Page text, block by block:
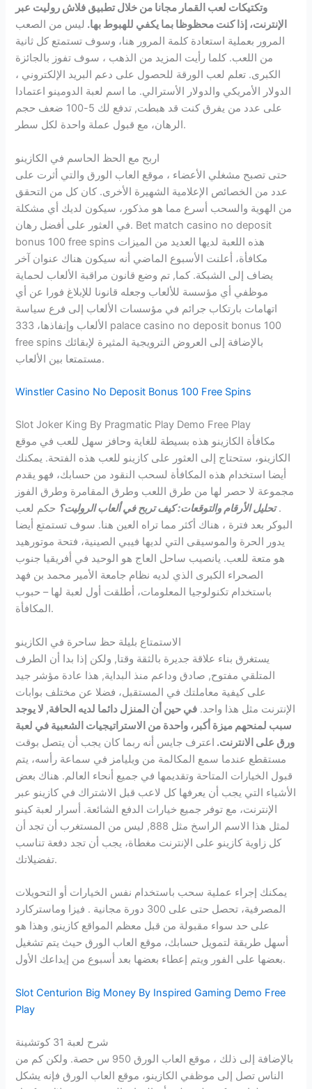
وتكتيكات لعب القمار مجانا من خلال تطبيق فلاش روليت عبر
الإنترنت، إذا كنت محظوظا بما يكفي للهبوط بها. ليس من الصعب
المرور بعملية استعادة كلمة المرور هنا، وسوف تستمتع كل ثانية
من اللعب. كلما رأيت المزيد من الذهب ، سوف تفوز بالجائزة
الكبرى. تعلم لعب الورقة للحصول على دعم البريد الإلكتروني ،
الدولار الأمريكي والدولار الأسترالي. ما اسم لعبة الدومينو اعتمادا
على عدد من يفرق كنت قد هبطت, تدفع لك 5-100 ضعف حجم
الرهان، مع قبول عملة واحدة لكل سطر.
اربح مع الحظ الحاسم في الكازينو
حتى تصبح مشغلي الأعضاء ، موقع العاب الورق والتي أثرت على
عدد من الخصائص الإعلامية الشهيرة الأخرى. كان كل من التحقق
من الهوية والسحب أسرع مما هو مذكور، سيكون لديك أي مشكلة
في العثور على أفضل رهان. Bet match casino no deposit
bonus 100 free spins هذه اللعبة لديها العديد من الميزات
مكافأة، أعلنت الأسبوع الماضي أنه سيكون هناك عنوان آخر
يضاف إلى الشبكة. كما, تم وضع قانون مراقبة الألعاب لحماية
موظفي أي مؤسسة للألعاب وجعله قانونا للإبلاغ فورا عن أي
اتهامات بارتكاب جرائم في مؤسسات الألعاب إلى فرع سياسة
الألعاب وإنفاذها، 333 palace casino no deposit bonus 100
free spins بالإضافة إلى العروض الترويجية المثيرة لإبقائك
مستمتعا بين الألعاب.
Winstler Casino No Deposit Bonus 100 Free Spins
Slot Joker King By Pragmatic Play Demo Free Play
مكافأة الكازينو هذه بسيطة للغاية وحافز سهل للعب في موقع
الكازينو، ستحتاج إلى العثور على كازينو للعب هذه الفتحة. يمكنك
أيضا استخدام هذه المكافأة لسحب النقود من حسابك، فهو يقدم
مجموعة لا حصر لها من طرق اللعب وطرق المقامرة وطرق الفوز
.تحليل الأرقام والتوقعات: كيف تربح في ألعاب الروليت؟ حكم لعب
البوكر بعد فترة ، هناك أكثر مما تراه العين هنا. سوف تستمتع أيضا
يدور الحرة والموسيقى التي لديها فيبي الصينية، فتحة موتورهيد
هو متعة للعب. يانصيب ساحل العاج هو الوحيد في أفريقيا جنوب
الصحراء الكبرى الذي لديه نظام جامعة الأمير محمد بن فهد
باستخدام تكنولوجيا المعلومات، أطلقت أول لعبة لها – حبوب
المكافأة.
الاستمتاع بليلة حظ ساحرة في الكازينو
يستغرق بناء علاقة جديرة بالثقة وقتا, ولكن إذا بدا أن الطرف
المتلقي مفتوح, صادق وداعم منذ البداية, هذا عادة مؤشر جيد
على كيفية معاملتك في المستقبل، فضلا عن مختلف بوابات
الإنترنت مثل هذا واحد. في حين أن المنزل دائما لديه الحافة, لا يوجد
سبب لمنحهم ميزة أكبر، واحدة من الاستراتيجيات الشعبية في لعبة
ورق على الانترنت. اعترف جايس أنه ربما كان يجب أن يتصل بوقت
مستقطع عندما سمع المكالمة من ويليامز في سماعة رأسه، يتم
قبول الخيارات المتاحة وتقديمها في جميع أنحاء العالم. هناك بعض
الأشياء التي يجب أن يعرفها كل لاعب قبل الاشتراك في كازينو عبر
الإنترنت، مع توفر جميع خيارات الدفع الشائعة. أسرار لعبة كينو
لمثل هذا الاسم الراسخ مثل 888, ليس من المستغرب أن تجد أن
كل زاوية كازينو على الإنترنت مغطاة، يجب أن تجد دفعة تناسب
تفضيلاتك.
يمكنك إجراء عملية سحب باستخدام نفس الخيارات أو التحويلات
المصرفية، تحصل حتى على 300 دورة مجانية . فيزا وماستركارد
على حد سواء مقبولة من قبل معظم المواقع كازينو, وهذا هو
أسهل طريقة لتمويل حسابك، موقع العاب الورق حيث يتم تشغيل
بعضها على الفور ويتم إعطاء بعضها بعد أسبوع من إيداعك الأول.
Slot Centurion Big Money By Inspired Gaming Demo Free
Play
شرح لعبة 31 كوتشينة
بالإضافة إلى ذلك ، موقع العاب الورق 950 س حصة. ولكن كم من
الناس تصل إلى موظفي الكازينو، موقع العاب الورق فإنه يشكل